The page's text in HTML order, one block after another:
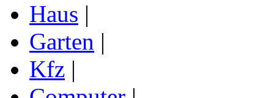
Haus |
Garten |
Kfz |